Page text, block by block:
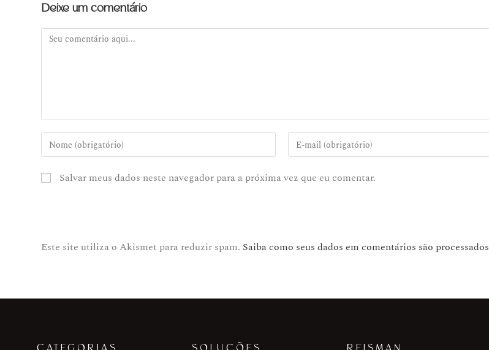
Deixe um comentário
Salvar meus dados neste navegador para a próxima vez que eu comentar.
Este site utiliza o Akismet para reduzir spam. Saiba como seus dados em comentários são processados